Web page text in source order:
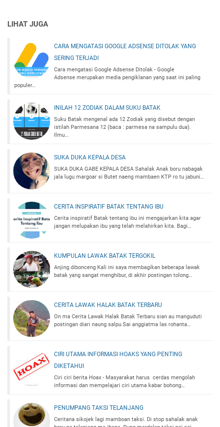
LIHAT JUGA
CARA MENGATASI GOOGLE ADSENSE DITOLAK YANG
SERING TERJADI
Cara mengatasi Google Adsense Ditolak - Google
Adsense merupakan media pengiklanan yang saat ini paling
populer…
INILAH 12 ZODIAK DALAM SUKU BATAK
Suku Batak mengenal ada 12 Zodiak yang disebut dengan
istilah Parmesana 12 (baca : parmesa na sampulu dua).
Ilmu…
SUKA DUKA KEPALA DESA
SUKA DUKA GABE KEPALA DESA Sahalak Anak boru nabagak
jala lugu margoar si Butet naeng mambaen KTP ro tu jabuni…
CERITA INSPIRATIF BATAK TENTANG IBU
Cerita inspiratif Batak tentang ibu ini mengajarkan kita agar
jangan melupakan ibu yang telah melahirkan kita. Bagi…
KUMPULAN LAWAK BATAK TERGOKIL
Anjing dibonceng Kali ini saya membagikan beberapa lawak
batak yang sangat menghibur, di akhir postingan tolong…
CERITA LAWAK HALAK BATAK TERBARU
On ma Cerita Lawak Halak Batak Terbaru sian au manguduti
postingan diari naung salpu.Sai anggiatma las rohanta…
CIRI UTAMA INFORMASI HOAKS YANG PENTING
DIKETAHUI
Ciri ciri berita Hoax - Masyarakat harus cerdas mengolah
informasi dan mempelajari ciri utama kabar bohong…
PENUMPANG TAKSI TELANJANG
Ceritana sikojek lagi mamboan taksi. Di stop sahalak anak